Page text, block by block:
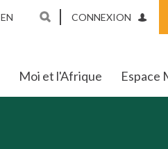
EN CONNEXION
Moi et l'Afrique Espace